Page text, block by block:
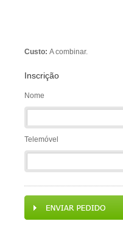
Custo: A combinar.
Inscrição
Nome
Telemóvel